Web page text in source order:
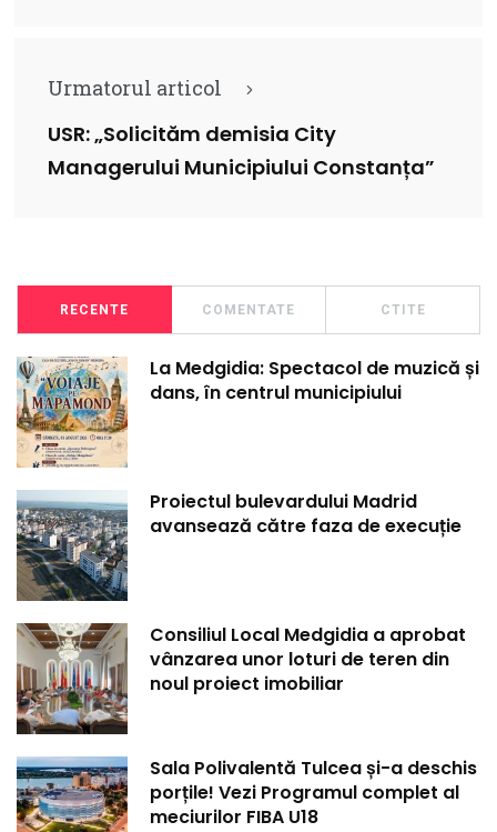
Urmatorul articol
USR: „Solicităm demisia City
Managerului Municipiului Constanța”
RECENTE COMENTATE CTITE
La Medgidia: Spectacol de muzică și
dans, în centrul municipiului
Proiectul bulevardului Madrid
avansează către faza de execuție
Consiliul Local Medgidia a aprobat
vânzarea unor loturi de teren din
noul proiect imobiliar
Sala Polivalentă Tulcea și-a deschis
porțile! Vezi Programul complet al
meciurilor FIBA U18